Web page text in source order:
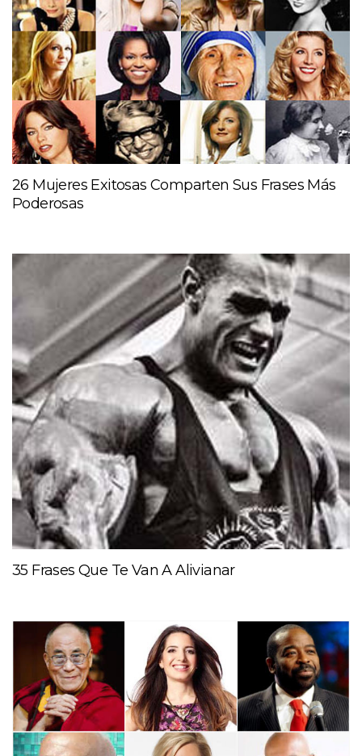
26 Mujeres Exitosas Comparten Sus Frases Más
Poderosas
35 Frases Que Te Van A Alivianar